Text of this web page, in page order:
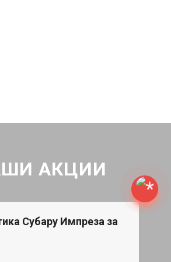
АКЦИИ
Субару Импреза за